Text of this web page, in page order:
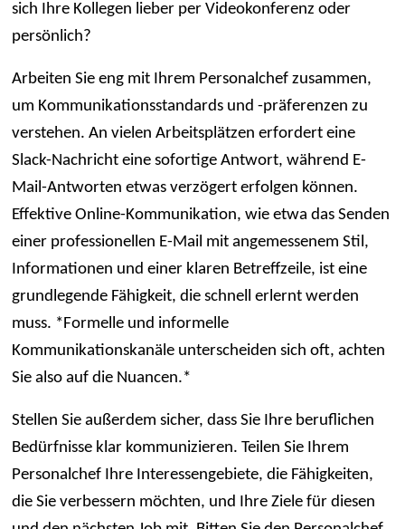
sich Ihre Kollegen lieber per Videokonferenz oder
persönlich?
Arbeiten Sie eng mit Ihrem Personalchef zusammen,
um Kommunikationsstandards und -präferenzen zu
verstehen. An vielen Arbeitsplätzen erfordert eine
Slack-Nachricht eine sofortige Antwort, während E-
Mail-Antworten etwas verzögert erfolgen können.
Effektive Online-Kommunikation, wie etwa das Senden
einer professionellen E-Mail mit angemessenem Stil,
Informationen und einer klaren Betreffzeile, ist eine
grundlegende Fähigkeit, die schnell erlernt werden
muss. *Formelle und informelle
Kommunikationskanäle unterscheiden sich oft, achten
Sie also auf die Nuancen.*
Stellen Sie außerdem sicher, dass Sie Ihre beruflichen
Bedürfnisse klar kommunizieren. Teilen Sie Ihrem
Personalchef Ihre Interessengebiete, die Fähigkeiten,
die Sie verbessern möchten, und Ihre Ziele für diesen